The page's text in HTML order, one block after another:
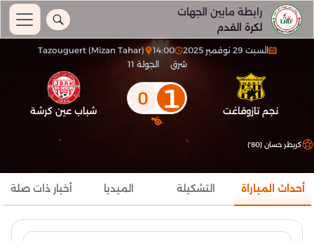
رابطة مابين الجهات
لكرة القدم
السبت 29 نوفمبر 2025 14:00
Tazouguert (Mizan Tahar)
شرق
الجولة 11
نجم تازوقاغت 1
0 شباب عين كرشة
كريطر حسان (80')
أحداث المباراة التشكيلة الميديا أخبار ذات صلة